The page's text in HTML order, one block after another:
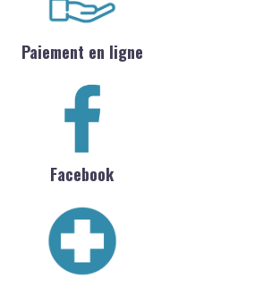
Paiement en ligne
Facebook